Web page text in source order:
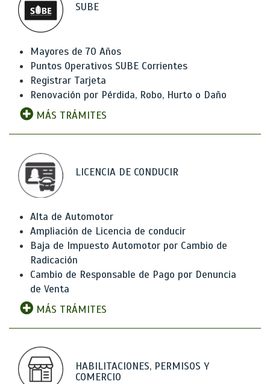
SUBE
Mayores de 70 Años
Puntos Operativos SUBE Corrientes
Registrar Tarjeta
Renovación por Pérdida, Robo, Hurto o Daño
MÁS TRÁMITES
LICENCIA DE CONDUCIR
Alta de Automotor
Ampliación de Licencia de conducir
Baja de Impuesto Automotor por Cambio de
Radicación
Cambio de Responsable de Pago por Denuncia
de Venta
MÁS TRÁMITES
HABILITACIONES, PERMISOS Y
COMERCIO